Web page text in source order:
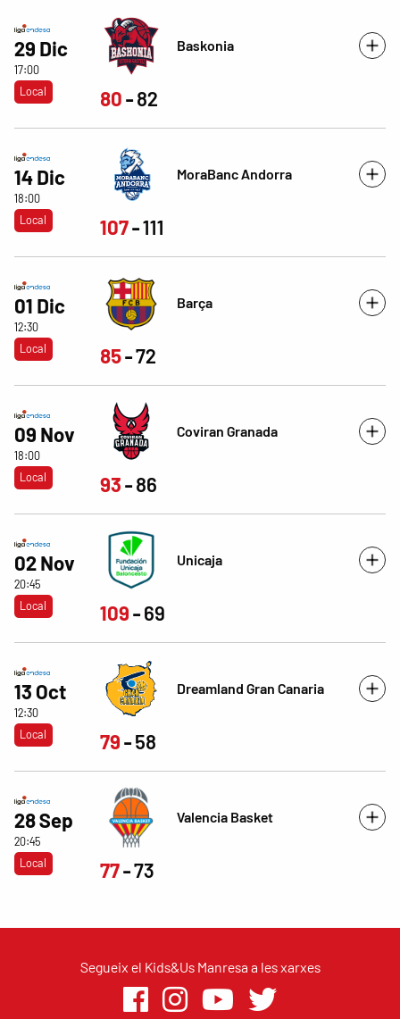
29 Dic
17:00
Local
Baskonia
80 82
14 Dic
18:00
Local
MoraBanc Andorra
107 111
01 Dic
12:30
Local
Barça
85 72
09 Nov
18:00
Local
Coviran Granada
93 86
02 Nov
20:45
Local
Unicaja
109 69
13 Oct
12:30
Local
Dreamland Gran Canaria
79 58
28 Sep
20:45
Local
Valencia Basket
77 73
Segueix el Kids&Us Manresa a les xarxes